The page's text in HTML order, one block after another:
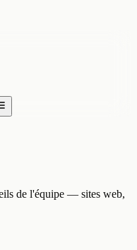
de l'équipe — sites web,